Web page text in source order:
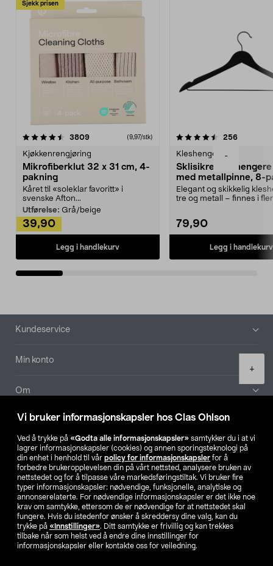
Vi bruker informasjonskapsler hos Clas Ohlson
Ved å trykke på «Godta alle informasjonskapsler» samtykker du i at vi
lagrer informasjonskapsler (cookies) og annen sporingsteknologi på
din enhet i henhold til vår policy for informasjonskapsler for å
forbedre brukeropplevelsen din på vårt nettsted, analysere bruken av
nettstedet og for å tilpasse våre markedsføringstiltak. Vi bruker fire
typer informasjonskapsler: nødvendige, funksjonelle, analytiske og
annonserelaterte. For nødvendige informasjonskapsler er det ikke noe
krav om samtykke, ettersom de er nødvendige for at nettstedet skal
fungere. Hvis du istedenfor ønsker å skreddersy dine valg, kan du
trykke på «Innstillinger». Ditt samtykke er frivillig og kan trekkes
tilbake når som helst ved å endre dine innstillinger for
informasjonskapsler eller kontakte oss for veiledning.
-
+
Sjekk prisen
3809anmeldelser(9,97/stk)
Kjøkkenrengjøring
Mikrofiberklut 32 x 31 cm, 4-
pakning
Kåret til «soleklar favoritt» i
svenske Afton...
Utførelse: Grå/beige
39,90
Legg i handlekurv
4.5av 5 stjerner 256
Kleshengere
Sklisikre
med metallpinne, 8-
Elegant og skikkelig
tre og metall – finnes i
79,90
Legg i handlekurv
4.5av 5 stjerner
Bunntekst
Kundeservice
Min konto
Om
Aktuelt
Våre selskaper
Finn din butikk
SE NO FI